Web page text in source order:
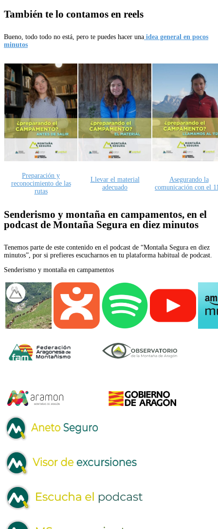
También te lo contamos en reels
Bueno, todo todo no está, pero te puedes hacer una idea general en pocos
minutos
Preparación y
reconocimiento de las
rutas
Llevar el material
adecuado
Asegurando la
comunicación con el
Senderismo y montaña en campamentos, en el
podcast de Montaña Segura en diez minutos
Tenemos parte de este contenido en el podcast de “Montaña Segura en diez
minutos”, por si prefieres escucharnos en tu plataforma habitual de podcast.
Senderismo y montaña en campamentos